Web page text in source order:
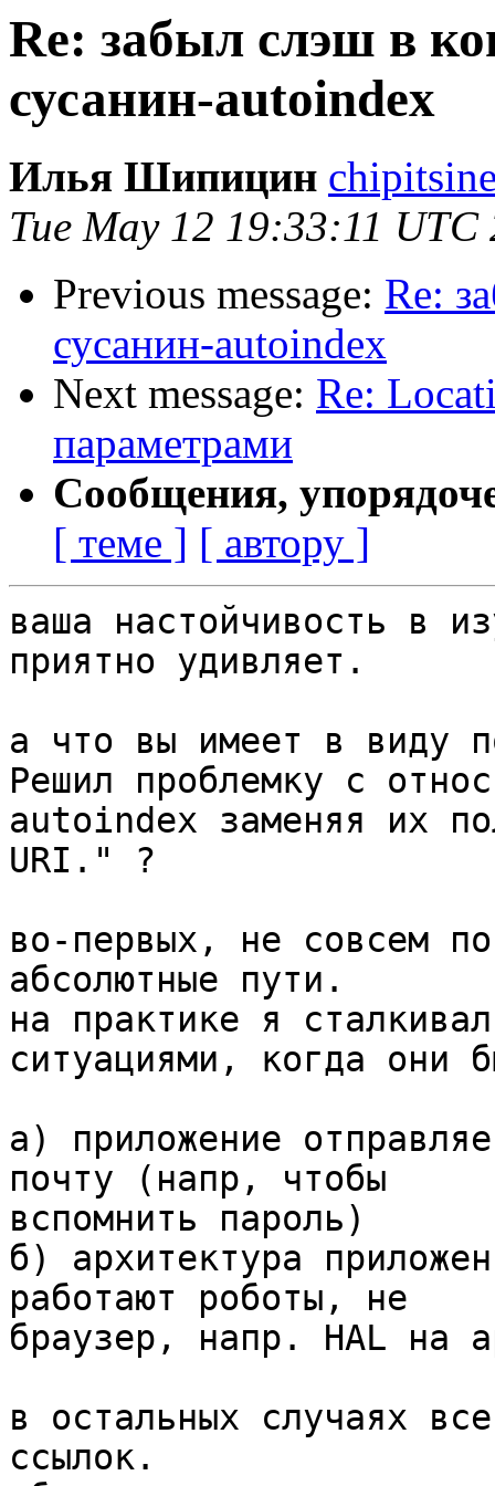
Re: забыл слэш в
сусанин-autoindex
Илья Шипицин
Tue May 12 19:33:11 UTC
Previous message: Re:
сусанин-autoindex
Next message: Re:
параметрами
Сообщения,
[ теме ] [ автору ]
ваша настойчивость в
приятно удивляет.
а что вы имеет в виду
Решил проблемку с
autoindex заменяя их
URI." ?
во-первых, не совсем
абсолютные пути.
на практике я
ситуациями, когда они
а) приложение
почту (напр, чтобы
вспомнить пароль)
б) архитектура
работают роботы, не
браузер, напр. HAL на
в остальных случаях
ссылок.